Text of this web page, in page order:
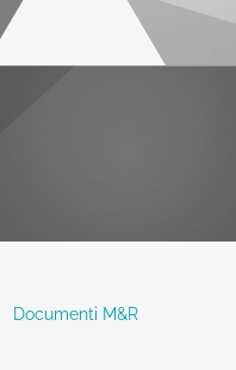
Documenti M&R